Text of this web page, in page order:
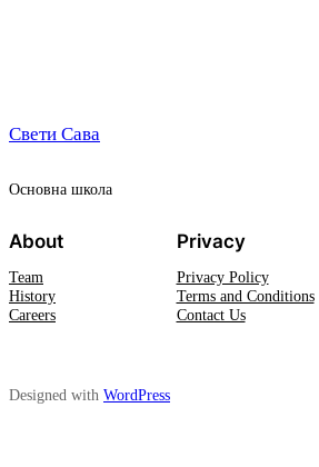
Свети Сава
Oсновна школа
About
Team
History
Careers
Privacy
Privacy Policy
Terms and Conditions
Contact Us
Designed with WordPress